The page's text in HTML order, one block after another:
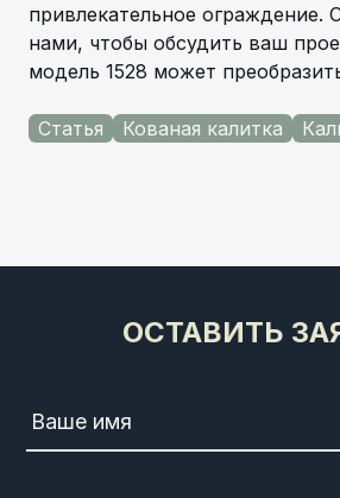
привлекательное ограждение.
нами, чтобы обсудить ваш
модель 1528 может
Статья Кованая калитка
ОСТАВИТЬ
Ваше имя